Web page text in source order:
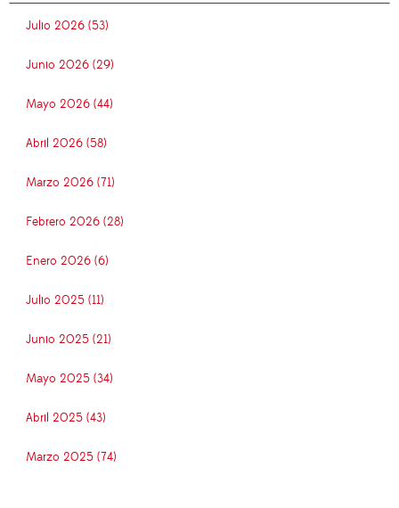
Julio 2026 (53)
Junio 2026 (29)
Mayo 2026 (44)
Abril 2026 (58)
Marzo 2026 (71)
Febrero 2026 (28)
Enero 2026 (6)
Julio 2025 (11)
Junio 2025 (21)
Mayo 2025 (34)
Abril 2025 (43)
Marzo 2025 (74)